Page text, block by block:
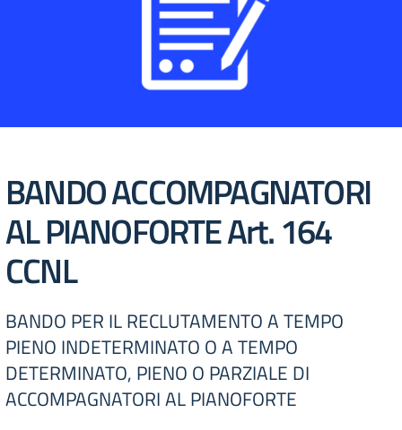
BANDO ACCOMPAGNATORI
AL PIANOFORTE Art. 164
CCNL
BANDO PER IL RECLUTAMENTO A TEMPO
PIENO INDETERMINATO O A TEMPO
DETERMINATO, PIENO O PARZIALE DI
ACCOMPAGNATORI AL PIANOFORTE